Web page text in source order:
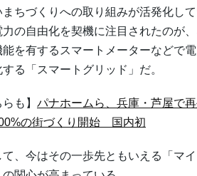
まちづくりへの取り組みが活発化し
力の自由化を契機に注目されたのが
を有するスマートメーターなどで電
る「スマートグリッド」だ。
らも】 パナホームら、兵庫・芦屋で
の街づくり開始 国内初
、今はその一歩先ともいえる「マ